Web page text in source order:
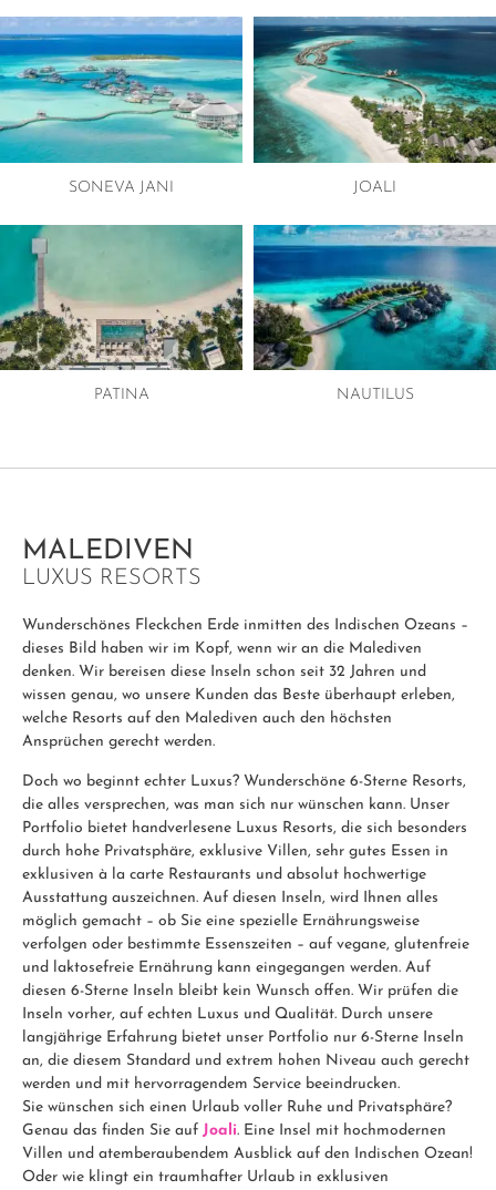
SONEVA JANI JOALI
PATINA NAUTILUS
MALEDIVEN
LUXUS RESORTS
Wunderschönes Fleckchen Erde inmitten des Indischen Ozeans –
dieses Bild haben wir im Kopf, wenn wir an die Malediven
denken. Wir bereisen diese Inseln schon seit 32 Jahren und
wissen genau, wo unsere Kunden das Beste überhaupt erleben,
welche Resorts auf den Malediven auch den höchsten
Ansprüchen gerecht werden.
Doch wo beginnt echter Luxus? Wunderschöne 6-Sterne Resorts,
die alles versprechen, was man sich nur wünschen kann. Unser
Portfolio bietet handverlesene Luxus Resorts, die sich besonders
durch hohe Privatsphäre, exklusive Villen, sehr gutes Essen in
exklusiven à la carte Restaurants und absolut hochwertige
Ausstattung auszeichnen. Auf diesen Inseln, wird Ihnen alles
möglich gemacht – ob Sie eine spezielle Ernährungsweise
verfolgen oder bestimmte Essenszeiten – auf vegane, glutenfreie
und laktosefreie Ernährung kann eingegangen werden. Auf
diesen 6-Sterne Inseln bleibt kein Wunsch offen. Wir prüfen die
Inseln vorher, auf echten Luxus und Qualität. Durch unsere
langjährige Erfahrung bietet unser Portfolio nur 6-Sterne Inseln
an, die diesem Standard und extrem hohen Niveau auch gerecht
werden und mit hervorragendem Service beeindrucken.
Sie wünschen sich einen Urlaub voller Ruhe und Privatsphäre?
Genau das finden Sie auf Joali. Eine Insel mit hochmodernen
Villen und atemberaubendem Ausblick auf den Indischen Ozean!
Oder wie klingt ein traumhafter Urlaub in exklusiven